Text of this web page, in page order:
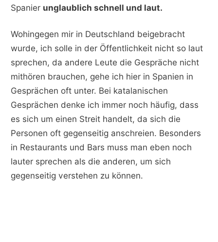
Spanier unglaublich schnell und laut.
Wohingegen mir in Deutschland beigebracht
wurde, ich solle in der Öffentlichkeit nicht so laut
sprechen, da andere Leute die Gespräche nicht
mithören brauchen, gehe ich hier in Spanien in
Gesprächen oft unter. Bei katalanischen
Gesprächen denke ich immer noch häufig, dass
es sich um einen Streit handelt, da sich die
Personen oft gegenseitig anschreien. Besonders
in Restaurants und Bars muss man eben noch
lauter sprechen als die anderen, um sich
gegenseitig verstehen zu können.